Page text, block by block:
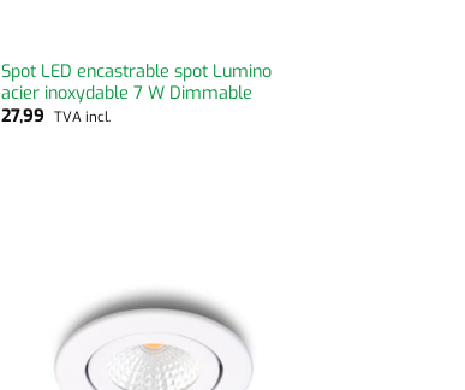
Spot LED encastrable spot Lumino
acier inoxydable 7 W Dimmable
27,99 TVA incl.